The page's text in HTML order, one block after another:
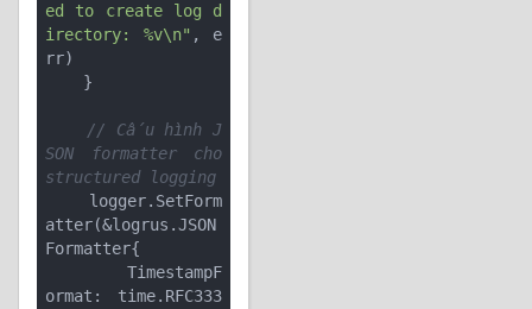
ed to create log d
irectory: %v\n" , e
rr)
// Cấu hình J
SON formatter cho
structured logging
atter(&logrus.JSON
Formatter{
ormat: time.RFC333